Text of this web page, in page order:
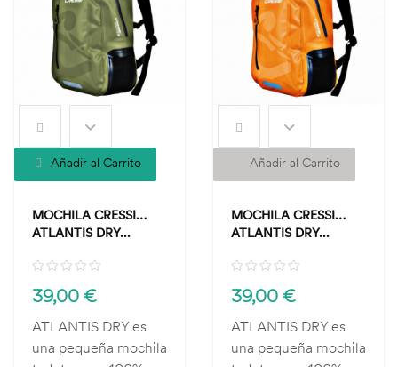
Añadir al Carrito
MOCHILA CRESSI
ATLANTIS DRY...
39,00 €
ATLANTIS DRY es
una pequeña mochila
Añadir al Carrito
MOCHILA CRESSI
ATLANTIS DRY...
39,00 €
ATLANTIS DRY es
una pequeña mochila